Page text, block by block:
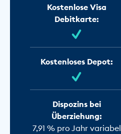
Kostenlose Visa
Debitkarte:
Kostenloses Depot:
Dispozins bei
Überziehung:
7,91 % pro Jahr variabel